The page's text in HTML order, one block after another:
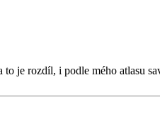
je rozdíl, i podle mého atlasu